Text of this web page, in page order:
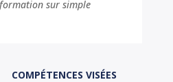
sur simple
COMPÉTENCES VISÉES